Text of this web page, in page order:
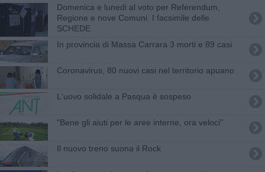
​Domenica e lunedi al voto per Referendum,
Regione e nove Comuni. I facsimile delle
SCHEDE
In provincia di Massa Carrara 3 morti e 89 casi
Coronavirus, 80 nuovi casi nel territorio apuano
L'uovo solidale a Pasqua è sospeso
"Bene gli aiuti per le aree interne, ora veloci"
Il nuovo treno suona il Rock